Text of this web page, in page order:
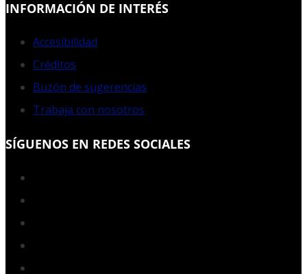
INFORMACIÓN DE INTERÉS
Accesibilidad
Créditos
Buzón de sugerencias
Trabaja con nosotros
SÍGUENOS EN REDES SOCIALES